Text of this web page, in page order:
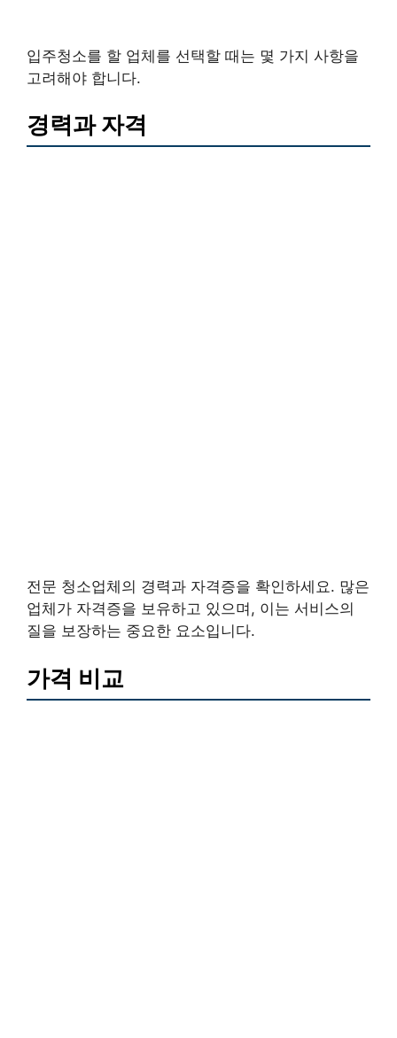
입주청소를 할 업체를 선택할 때는 몇 가지 사항을
고려해야 합니다.
경력과 자격
전문 청소업체의 경력과 자격증을 확인하세요. 많은
업체가 자격증을 보유하고 있으며, 이는 서비스의
질을 보장하는 중요한 요소입니다.
가격 비교